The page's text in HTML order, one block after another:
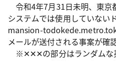
令和4年7月31日未明、東京
システムでは使用していな
mansion-
メールが送付される事案が確
※✕✕✕の部分はランダムな